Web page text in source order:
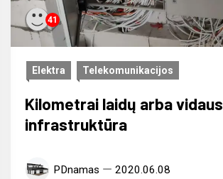
41
Elektra Telekomunikacijos
Kilometrai laidų arba vidaus
infrastruktūra
PDnamas 2020.06.08